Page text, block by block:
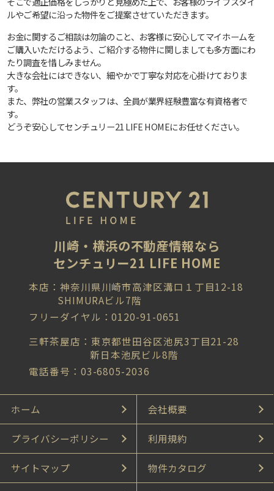
ルやご希望に沿った物件をご提案させていただきます。
お金に関するご相談は勿論のこと、お客様に安心してマイホームを
ご購入いただけるよう、ご紹介する物件に関しましても多方面にわ
たり調査を惜しみません。
大きな会社にはできない、細やかで丁寧な対応を心掛けておりま
す。
また、弊社の営業スタッフは、全員が業界経験豊富な有資格者で
す。
どうぞ安心してセンチュリー21 LIFE HOMEにお任せください。
川崎・横浜の不動産情報なら
センチュリー21 LIFE HOME
本店：神奈川県川崎市高津区溝口１丁目12-18
SHIMURAビル7階
フリーダイヤル：0120-91-0651
三軒茶屋店：東京都世田谷区池尻3丁目21-28
新日本池尻ビル8階
電話番号：03-6805-2036
ホーム 会社概要
プライバシーポリシー 利用規約
サイトマップ 物件カタログ